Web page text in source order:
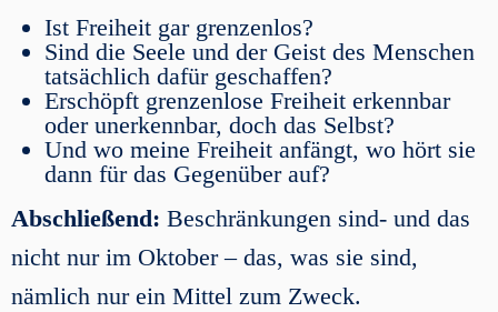
Ist Freiheit gar grenzenlos?
Sind die Seele und der Geist des Menschen
tatsächlich dafür geschaffen?
Erschöpft grenzenlose Freiheit erkennbar
oder unerkennbar, doch das Selbst?
Und wo meine Freiheit anfängt, wo hört sie
dann für das Gegenüber auf?
Abschließend: Beschränkungen sind- und das
nicht nur im Oktober – das, was sie sind,
nämlich nur ein Mittel zum Zweck.